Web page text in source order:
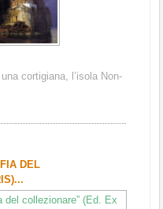
cortigiana, l’isola Non-
DEL